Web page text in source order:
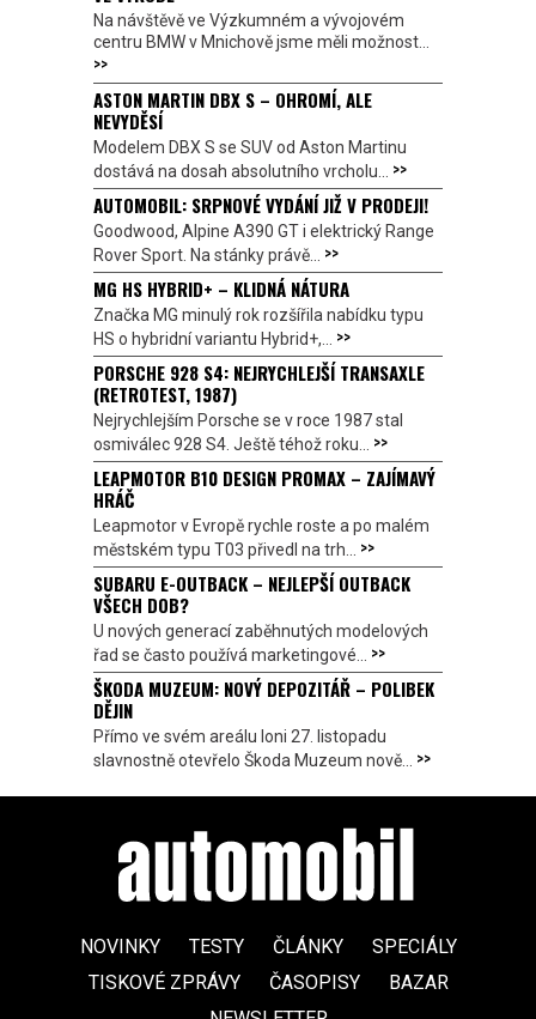
Na návštěvě ve Výzkumném a vývojovém
centru BMW v Mnichově jsme měli možnost...
>>
ASTON MARTIN DBX S – OHROMÍ, ALE
NEVYDĚSÍ
Modelem DBX S se SUV od Aston Martinu
dostává na dosah absolutního vrcholu... >>
AUTOMOBIL: SRPNOVÉ VYDÁNÍ JIŽ V PRODEJI!
Goodwood, Alpine A390 GT i elektrický Range
Rover Sport. Na stánky právě... >>
MG HS HYBRID+ – KLIDNÁ NÁTURA
Značka MG minulý rok rozšířila nabídku typu
HS o hybridní variantu Hybrid+,... >>
PORSCHE 928 S4: NEJRYCHLEJŠÍ TRANSAXLE
(RETROTEST, 1987)
Nejrychlejším Porsche se v roce 1987 stal
osmiválec 928 S4. Ještě téhož roku... >>
LEAPMOTOR B10 DESIGN PROMAX – ZAJÍMAVÝ
HRÁČ
Leapmotor v Evropě rychle roste a po malém
městském typu T03 přivedl na trh... >>
SUBARU E-OUTBACK – NEJLEPŠÍ OUTBACK
VŠECH DOB?
U nových generací zaběhnutých modelových
řad se často používá marketingové... >>
ŠKODA MUZEUM: NOVÝ DEPOZITÁŘ – POLIBEK
DĚJIN
Přímo ve svém areálu loni 27. listopadu
slavnostně otevřelo Škoda Muzeum nově... >>
NOVINKY TESTY ČLÁNKY
SPECIÁLY
TISKOVÉ ZPRÁVY
ČASOPISY
BAZAR